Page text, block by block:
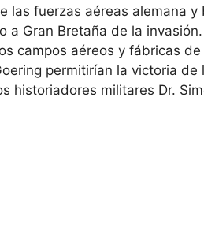
las fuerzas aéreas alemana
a Gran Bretaña de la
campos aéreos y fábricas
permitirían la victoria de
historiadores militares Dr.